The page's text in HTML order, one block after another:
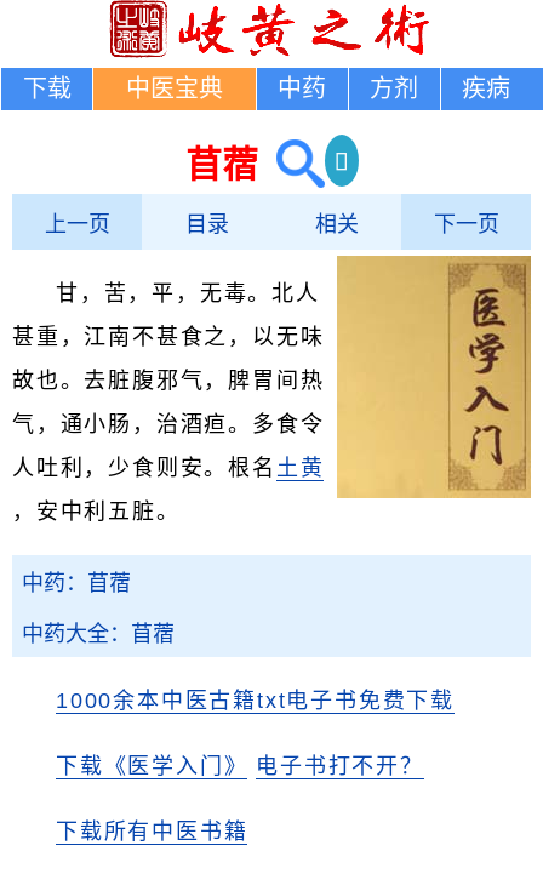
下载 中医宝典 中药 方剂 疾病
苜蓿
上一页 目录 相关 下一页
甘，苦，平，无毒。北人
甚重，江南不甚食之，以无味
故也。去脏腹邪气，脾胃间热
气，通小肠，治酒疸。多食令
人吐利，少食则安。根名 土黄
，安中利五脏。
中药：苜蓿
中药大全：苜蓿
1000余本中医古籍txt电子书免费下载
下载《医学入门》 电子书打不开？
下载所有中医书籍